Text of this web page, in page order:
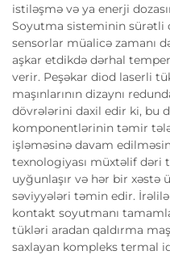
istiləşmə və ya enerji
Soyutma sisteminin sürətli
sensorlar müalicə zamanı
aşkar etdikdə dərhal
verir. Peşəkar diod laserli
maşınlarının dizaynı
dövrələrini daxil edir ki, bu
komponentlərinin təmir
işləməsinə davam
texnologiyası müxtəlif dəri
uyğunlaşır və hər bir xəstə
səviyyələri təmin edir.
kontakt soyutmanı
tükləri aradan qaldırma
saxlayan kompleks termal